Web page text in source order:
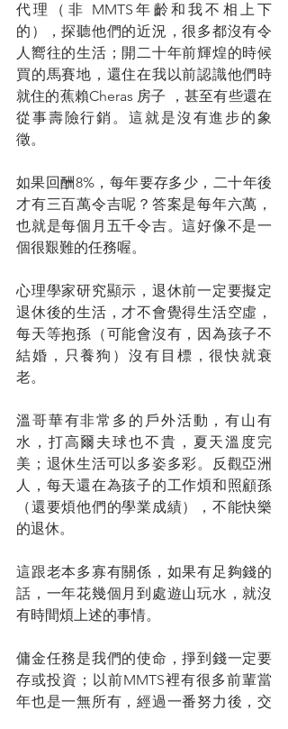
代理（非 MMTS年齡和我不相上下
的），探聽他們的近況，很多都沒有令
人嚮往的生活；開二十年前輝煌的時候
買的馬賽地，還住在我以前認識他們時
就住的蕉賴Cheras 房子 ，甚至有些還在
從事壽險行銷。這就是沒有進步的象
徵。
如果回酬8%，每年要存多少，二十年後
才有三百萬令吉呢？答案是每年六萬，
也就是每個月五千令吉。這好像不是一
個很艱難的任務喔。
心理學家研究顯示，退休前一定要擬定
退休後的生活，才不會覺得生活空虛，
每天等抱孫（可能會沒有，因為孩子不
結婚，只養狗）沒有目標，很快就衰
老。
溫哥華有非常多的戶外活動，有山有
水，打高爾夫球也不貴，夏天溫度完
美；退休生活可以多姿多彩。反觀亞洲
人，每天還在為孩子的工作煩和照顧孫
（還要煩他們的學業成績），不能快樂
的退休。
這跟老本多寡有關係，如果有足夠錢的
話，一年花幾個月到處遊山玩水，就沒
有時間煩上述的事情。
傭金任務是我們的使命，掙到錢一定要
存或投資；以前MMTS裡有很多前輩當
年也是一無所有，經過一番努力後，交